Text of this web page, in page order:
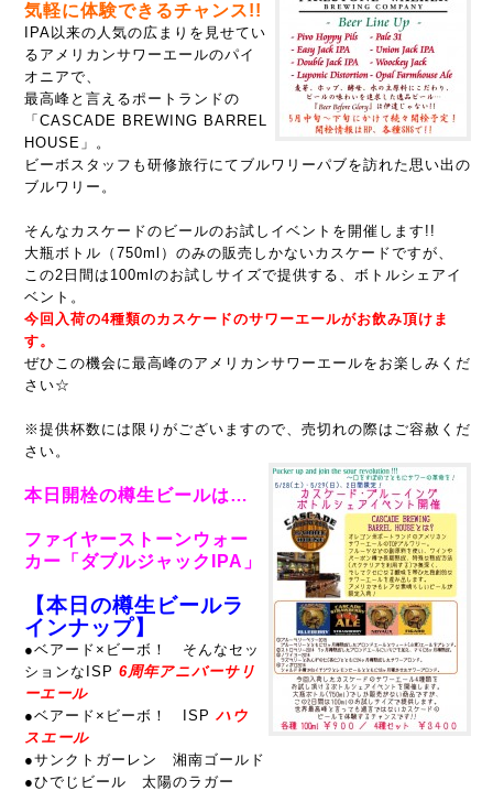
気軽に体験できるチャンス!!
IPA以来の人気の広まりを見せてい
るアメリカンサワーエールのパイ
オニアで、
最高峰と言えるポートランドの
「CASCADE BREWING BARREL
HOUSE」。
ビーボスタッフも研修旅行にてブルワリーパブを訪れた思い出の
ブルワリー。
そんなカスケードのビールのお試しイベントを開催します!!
大瓶ボトル（750ml）のみの販売しかないカスケードですが、
この2日間は100mlのお試しサイズで提供する、ボトルシェアイ
ベント。
今回入荷の4種類のカスケードのサワーエールがお飲み頂けま
す。
ぜひこの機会に最高峰のアメリカンサワーエールをお楽しみくだ
さい☆
※提供杯数には限りがございますので、売切れの際はご容赦くだ
さい。
本日開栓の樽生ビールは…
ファイヤーストーンウォー
カー「ダブルジャックIPA」
【本日の樽生ビールラ
インナップ】
●ベアード×ビーボ！ そんなセッ
ションなISP 6周年アニバーサリ
ーエール
●ベアード×ビーボ！ ISP ハウ
スエール
●サンクトガーレン 湘南ゴールド
●ひでじビール 太陽のラガー